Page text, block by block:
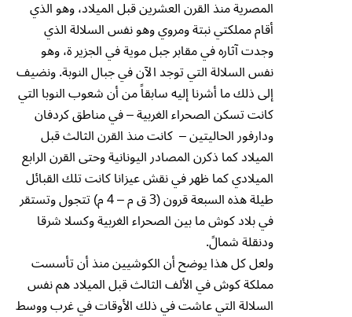
المصرية منذ القرن العشرين قبل الميلاد، وهو الذي
أقام مملكتي نبتة ومروي وهو نفس السلالة الذي
وجدت آثاره في مقابر جبل موية في الجزير ة، وهو
نفس السلالة التي توجد الآن في جبال النوبة. ونضيف
إلى ذلك ما أشرنا إليه سابقاً من أن شعوب النوبا التي
كانت تسكن الصحراء الغربية – في مناطق كردفان
ودارفور الحاليتين – كانت منذ القرن الثالث قبل
الميلاد كما ذكرن المصادر اليونانية وحتى القرن الرابع
الميلادي كما ظهر في نقش عيزانا كانت تلك القبائل
طيلة هذه السبعة قرون (3 ق م – 4 م) تتجول وتستقر
في بلاد كوش ما بين الصحراء الغربية وكسلا شرقا
ودنقلة شمالً.
ولعل كل هذا يوضح أن الكوشيين منذ أن تأسست
مملكة كوش في الألف الثالث قبل الميلاد هم نفس
السلالة التي عاشت في ذلك الأوقات في غرب ووسط